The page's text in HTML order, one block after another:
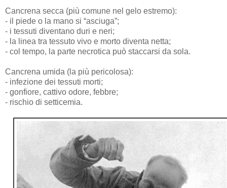
Cancrena secca (più comune nel gelo estremo):
- il piede o la mano si “asciuga”;
- i tessuti diventano duri e neri;
- la linea tra tessuto vivo e morto diventa netta;
- col tempo, la parte necrotica può staccarsi da sola.
Cancrena umida (la più pericolosa):
- infezione dei tessuti morti;
- gonfiore, cattivo odore, febbre;
- rischio di setticemia.